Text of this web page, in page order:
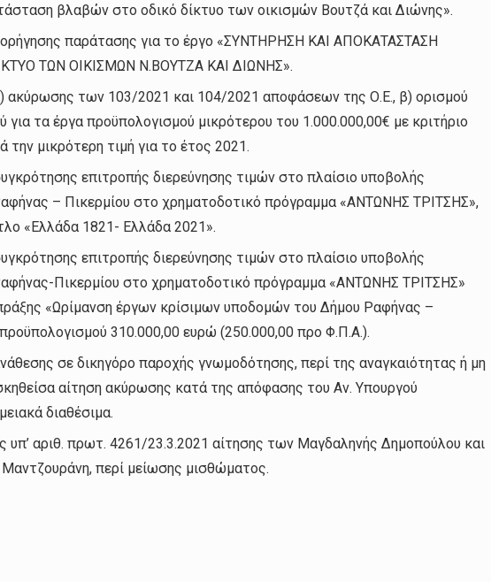
βλαβών στο οδικό δίκτυο των οικισμών Βουτζά και Διώνης».
παράτασης για το έργο «ΣΥΝΤΗΡΗΣΗ ΚΑΙ ΑΠΟΚΑΤΑΣΤΑΣΗ
ΤΩΝ ΟΙΚΙΣΜΩΝ Ν.ΒΟΥΤΖΑ ΚΑΙ ΔΙΩΝΗΣ».
ακύρωσης των 103/2021 και 104/2021 αποφάσεων της Ο.Ε., β) ορισμού
για τα έργα προϋπολογισμού μικρότερου του 1.000.000,00€ με κριτήριο
την μικρότερη τιμή για το έτος 2021.
επιτροπής διερεύνησης τιμών στο πλαίσιο υποβολής
– Πικερμίου στο χρηματοδοτικό πρόγραμμα «ΑΝΤΩΝΗΣ ΤΡΙΤΣΗΣ»,
«Ελλάδα 1821- Ελλάδα 2021».
επιτροπής διερεύνησης τιμών στο πλαίσιο υποβολής
Πικερμίου στο χρηματοδοτικό πρόγραμμα «ΑΝΤΩΝΗΣ ΤΡΙΤΣΗΣ»
«Ωρίμανση έργων κρίσιμων υποδομών του Δήμου Ραφήνας –
310.000,00 ευρώ (250.000,00 προ Φ.Π.Α.).
σε δικηγόρο παροχής γνωμοδότησης, περί της αναγκαιότητας ή μη
αίτηση ακύρωσης κατά της απόφασης του Αν. Υπουργού
διαθέσιμα.
υπ’ αριθ. πρωτ. 4261/23.3.2021 αίτησης των Μαγδαληνής Δημοπούλου και
περί μείωσης μισθώματος.